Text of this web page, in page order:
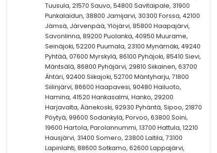
Tuusula, 21570 Sauvo, 54800 Savitaipale, 31900
Punkalaidun, 38800 Jamijarvi, 30300 Forssa, 42100
Jämsä, Järvenpää, Ylöjärvi, 85800 Haapajärvi,
Savonlinna, 89200 Puolanka, 40950 Muurame,
Seinäjoki, 52200 Puumala, 23100 Mynämäki, 49240
Pyhtää, 07600 Myrskylä, 86100 Pyhäjoki, 85410 Sievi,
Mäntsälä, 86800 Pyhäjärvi, 29810 Siikainen, 63700
Ähtäri, 92400 Siikajoki, 52700 Mäntyharju, 71800
Siilinjärvi, 86600 Haapavesi, 90480 Hailuoto,
Hamina, 41520 Hankasalmi, Hanko, 29200
Harjavalta, Äänekoski, 92930 Pyhäntä, Sipoo, 21870
Pöytyä, 99600 Sodankylä, Porvoo, 63800 Soini,
19600 Hartola, Parolannummi, 13700 Hattula, 12210
Hausjärvi, 31400 Somero, 23800 Laitila, 73100
Lapinlahti, 88600 Sotkamo, 62600 Lappajärvi,